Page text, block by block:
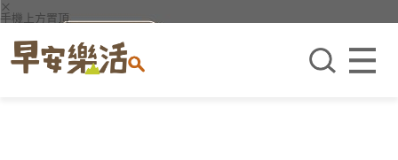
×
手機上方置頂